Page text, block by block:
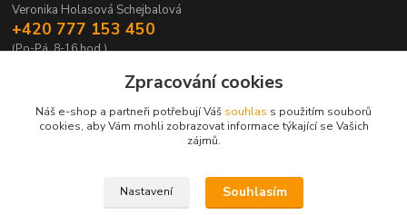
Veronika Holasová Schejbalová
+420 777 153 450
(Po-Pá, 8-16 hod.)
eshop@aidina.cz
Upravit sběr cookies.
Zpracování cookies
Náš e-shop a partneři potřebují Váš souhlas s použitím souborů
cookies, aby Vám mohli zobrazovat informace týkající se Vašich
zájmů.
Nastavení Souhlasím